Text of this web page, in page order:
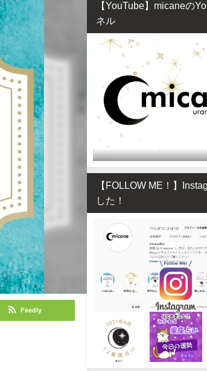
Feedly
【YouTube】micaneの
ネル
【FOLLOW ME！】
した！